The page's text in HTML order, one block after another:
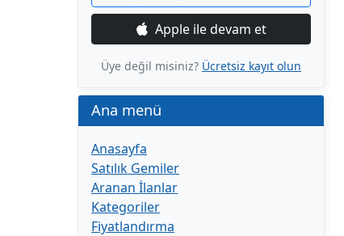
Apple ile devam et
Üye değil misiniz? Ücretsiz kayıt olun
Ana menü
Anasayfa
Satılık Gemiler
Aranan İlanlar
Kategoriler
Fiyatlandırma